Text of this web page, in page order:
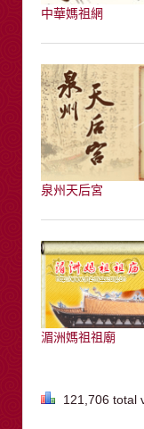
中華媽祖網
泉州天后宮
湄洲媽祖祖廟
121,706 total